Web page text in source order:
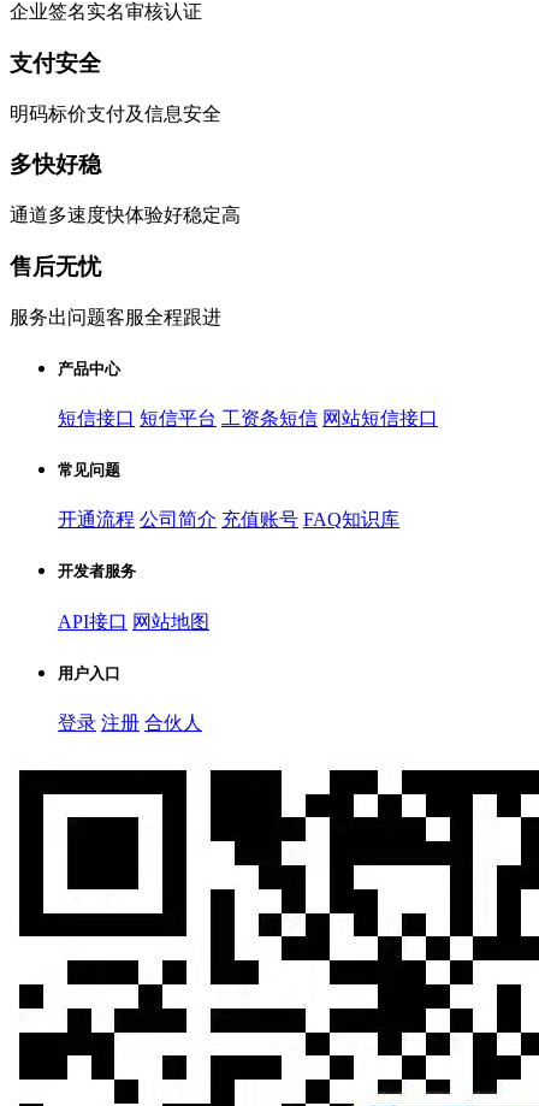
企业签名实名审核认证
支付安全
明码标价支付及信息安全
多快好稳
通道多速度快体验好稳定高
售后无忧
服务出问题客服全程跟进
产品中心
短信接口 短信平台 工资条短信 网站短信接口
常见问题
开通流程 公司简介 充值账号 FAQ知识库
开发者服务
API接口 网站地图
用户入口
登录 注册 合伙人